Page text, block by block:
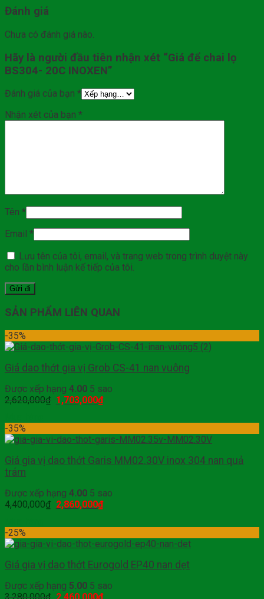
Đánh giá
Chưa có đánh giá nào.
Hãy là người đầu tiên nhận xét “Giá để chai lọ
BS304- 20C INOXEN”
Đánh giá của bạn *
Nhận xét của bạn *
Tên *
Email *
Lưu tên của tôi, email, và trang web trong trình duyệt này
cho lần bình luận kế tiếp của tôi.
SẢN PHẨM LIÊN QUAN
-35%
Giá dao thớt gia vị Grob CS-41 nan vuông
Được xếp hạng 4.00 5 sao
2,620,000₫ 1,703,000₫
-35%
Giá gia vị dao thớt Garis MM02.30V inox 304 nan quả
trám
Được xếp hạng 4.00 5 sao
4,400,000₫ 2,860,000₫
-25%
Giá gia vị dao thớt Eurogold EP40 nan dẹt
Được xếp hạng 5.00 5 sao